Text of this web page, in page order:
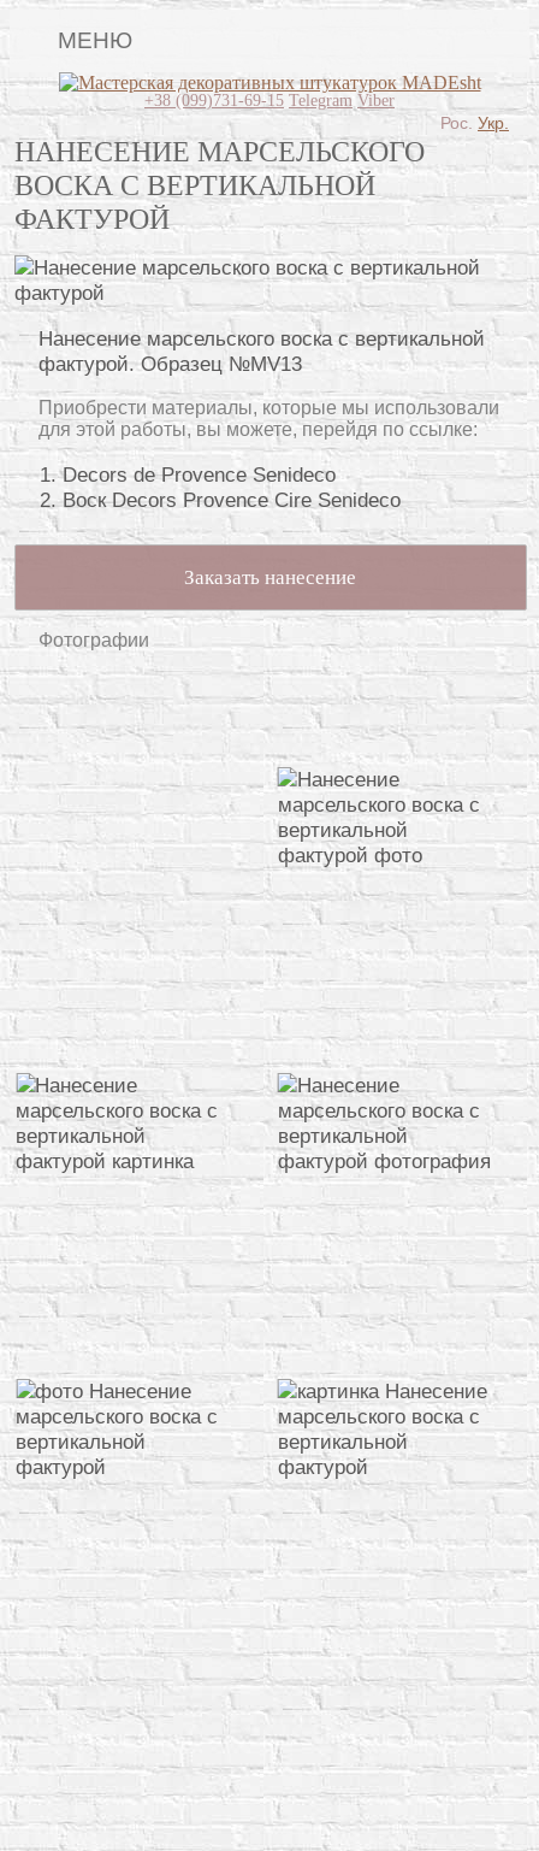
МЕНЮ
Lincrusta
Виды штукатурок
Поклейка обоев
Картины
Декоративные панно
Видео
Вопрос-ответ
О нас
Контакты
+38 (099)731-69-15 Telegram Viber
НАНЕСЕНИЕ МАРСЕЛЬСКОГО
ВОСКА С ВЕРТИКАЛЬНОЙ
ФАКТУРОЙ
Нанесение марсельского воска с вертикальной
фактурой. Образец №MV13
Приобрести материалы, которые мы использовали
для этой работы, вы можете, перейдя по ссылке:
Decors de Provence Senideco
Воск Decors Provence Cire Senideco
Заказать нанесение
Фотографии
Рос. Укр.